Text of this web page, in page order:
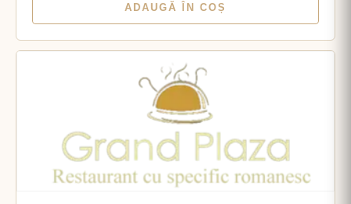
ADAUGĂ ÎN COȘ